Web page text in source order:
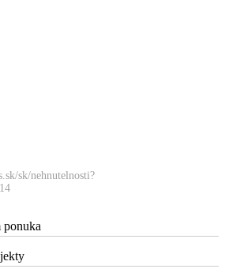
sk/nehnutelnosti?
ponuka